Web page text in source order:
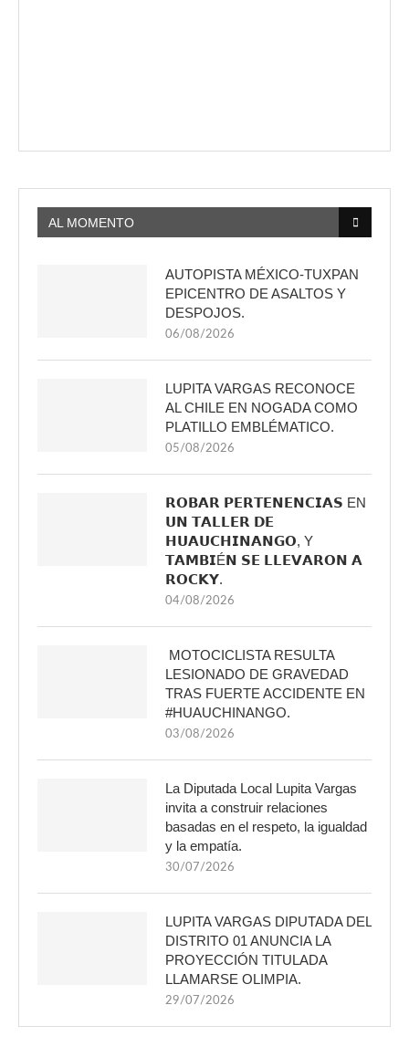
AL MOMENTO
AUTOPISTA MÉXICO-TUXPAN
EPICENTRO DE ASALTOS Y
DESPOJOS.
06/08/2026
LUPITA VARGAS RECONOCE
AL CHILE EN NOGADA COMO
PLATILLO EMBLÉMATICO.
05/08/2026
𝗥𝗢𝗕𝗔𝗥 𝗣𝗘𝗥𝗧𝗘𝗡𝗘𝗡𝗖𝗜𝗔𝗦 EN
𝗨𝗡 𝗧𝗔𝗟𝗟𝗘𝗥 𝗗𝗘
𝗛𝗨𝗔𝗨𝗖𝗛𝗜𝗡𝗔𝗡𝗚𝗢, Y
𝗧𝗔𝗠𝗕𝗜É𝗡 𝗦𝗘 𝗟𝗟𝗘𝗩𝗔𝗥𝗢𝗡 𝗔
𝗥𝗢𝗖𝗞𝗬.
04/08/2026
MOTOCICLISTA RESULTA
LESIONADO DE GRAVEDAD
TRAS FUERTE ACCIDENTE EN
#HUAUCHINANGO.
03/08/2026
La Diputada Local Lupita Vargas
invita a construir relaciones
basadas en el respeto, la igualdad
y la empatía.
30/07/2026
LUPITA VARGAS DIPUTADA DEL
DISTRITO 01 ANUNCIA LA
PROYECCIÓN TITULADA
LLAMARSE OLIMPIA.
29/07/2026